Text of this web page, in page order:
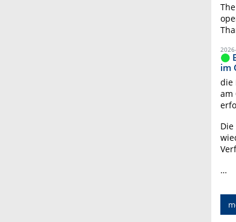
im
die
am
…